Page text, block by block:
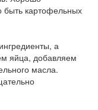
картофельных
а
яйца, добавляем
масла.